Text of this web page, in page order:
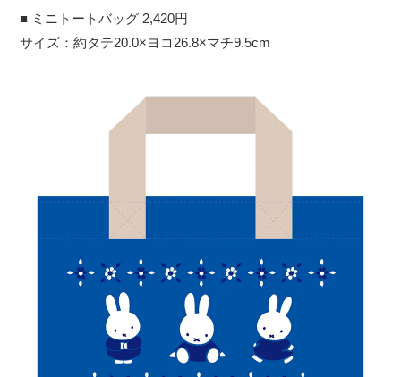
■ ミニトートバッグ 2,420円
サイズ：約タテ20.0×ヨコ26.8×マチ9.5cm